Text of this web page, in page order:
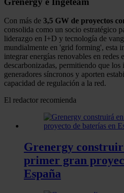
Con más de 3,5 GW de proyectos
consolida como un socio estratégico
liderazgo en I+D y tecnología de
mundialmente en 'grid forming', esta
integrar energías renovables en redes
descarbonizadas, permitiendo que
generadores síncronos y aporten
capacidad de regulación a la red.
El redactor recomienda
Grenergy
primer gran
España